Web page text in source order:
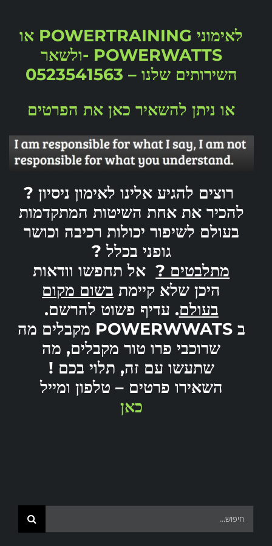
לאימוני POWERTRAINING או
POWERWATTS -ולשאר
השירותים שלנו – 0523541563
או ניתן להשאיר כאן את הפרטים
רוצים להגיע אלינו לאימון ניסיון ?
להכיר את אחת השיטות המתקדמות
בעולם לשיפור יכולות רכיבה וכושר
גופני בכלל ?
מתלבטים ?אל תחפשו וודאות
היכן שלא קיימת בשום מקום
בעולם. עדיף פשוט להרשם.
בPOWERWWATS מקבלים מה
שרוכבי פרו טור מקבלים, מה
שתעשו עם זה, תלוי בכם !
השאירו פרטים – טלפון ומייל
כאן
Search
for: